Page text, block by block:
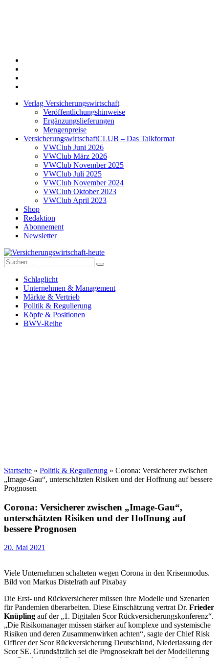
Verlag Versicherungswirtschaft
Veröffentlichungshinweise
Ergänzungslieferungen
Mengenpreise
VersicherungswirtschaftCLUB – Das Talkformat
VWClub Juni 2026
VWClub März 2026
VWClub November 2025
VWClub Juli 2025
VWClub November 2024
VWClub Oktober 2023
VWClub April 2023
Shop
Redaktion
Abonnement
Newsletter
Versicherungswirtschaft-heute
Suche
nach:
Schlaglicht
Unternehmen & Management
Märkte & Vertrieb
Politik & Regulierung
Köpfe & Positionen
BWV-Reihe
Startseite » Politik & Regulierung » Corona: Versicherer zwischen
„Image-Gau“, unterschätzten Risiken und der Hoffnung auf bessere
Prognosen
Corona: Versicherer zwischen „Image-Gau“,
unterschätzten Risiken und der Hoffnung auf
bessere Prognosen
20. Mai 2021
Viele Unternehmen schalteten wegen Corona in den Krisenmodus.
Bild von Markus Distelrath auf Pixabay
Die Erst- und Rückversicherer müssen ihre Modelle und Szenarien
für Pandemien überarbeiten. Diese Einschätzung vertrat Dr. Frieder
Knüpling auf der „1. Digitalen Scor Rückversicherungskonferenz“.
„Die Risikomanager müssen stärker auf komplexe und systemische
Risiken und deren Zusammenwirken achten“, sagte der Chief Risk
Officer der Scor Rückversicherung Deutschland, Niederlassung der
Scor SE. Grundsätzlich sei die Prognosekraft bei der Modellierung